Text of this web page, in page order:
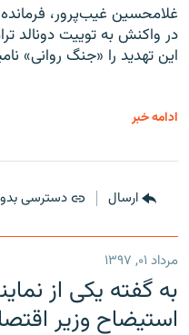
غلامحسین غیب‌پرور،
در واکنش به توییت دونالد
این تهدید را «جنگ روانی»
ادامه خبر
ارسال دسترسی
مرداد ۰۱, ۱۳۹۷
به گفته یکی از
استیضاح وزیر